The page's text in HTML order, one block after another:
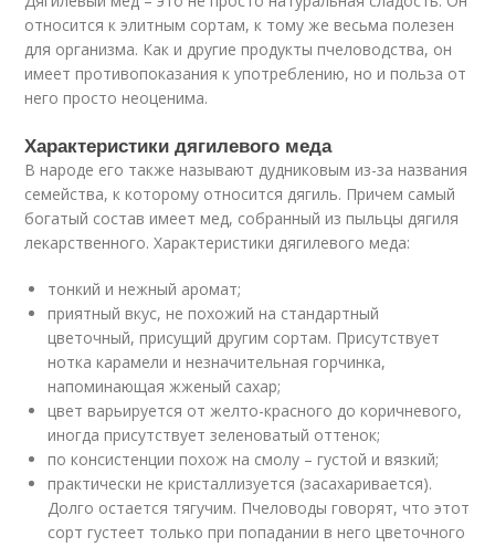
относится к элитным сортам, к тому же весьма полезен
для организма. Как и другие продукты пчеловодства, он
имеет противопоказания к употреблению, но и польза от
него просто неоценима.
Характеристики дягилевого меда
В народе его также называют дудниковым из-за названия
семейства, к которому относится дягиль. Причем самый
богатый состав имеет мед, собранный из пыльцы дягиля
лекарственного. Характеристики дягилевого меда:
тонкий и нежный аромат;
приятный вкус, не похожий на стандартный
цветочный, присущий другим сортам. Присутствует
нотка карамели и незначительная горчинка,
напоминающая жженый сахар;
цвет варьируется от желто-красного до коричневого,
иногда присутствует зеленоватый оттенок;
по консистенции похож на смолу – густой и вязкий;
практически не кристаллизуется (засахаривается).
Долго остается тягучим. Пчеловоды говорят, что этот
сорт густеет только при попадании в него цветочного